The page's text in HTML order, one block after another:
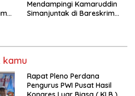
Mendampingi Kamaruddin
Simanjuntak di Bareskrim
kamu
Rapat Pleno Perdana
Pengurus PWI Pusat Hasil